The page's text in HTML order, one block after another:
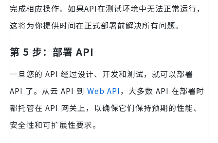
完成相应操作。如果API在测试环境中无法正常运行，
这将为你提供时间在正式部署前解决所有问题。
第 5 步：部署 API
一旦您的 API 经过设计、开发和测试，就可以部署
API 了。从云 API 到 Web API，大多数 API 在部署时
都托管在 API 网关上，以确保它们保持预期的性能、
安全性和可扩展性要求。